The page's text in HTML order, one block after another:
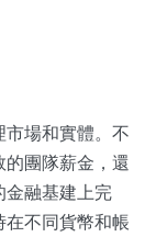
場和實體。不
團隊薪金，還
金融基建上完
在不同貨幣和帳